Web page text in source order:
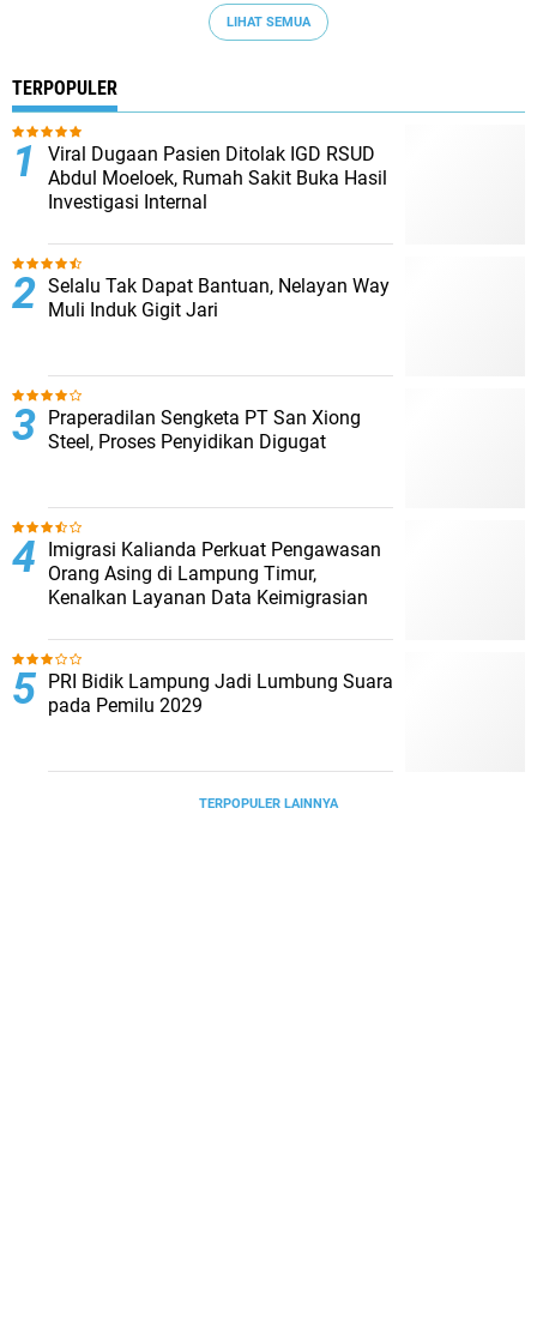
LIHAT SEMUA
TERPOPULER
Viral Dugaan Pasien Ditolak IGD RSUD
Abdul Moeloek, Rumah Sakit Buka Hasil
Investigasi Internal
Selalu Tak Dapat Bantuan, Nelayan Way
Muli Induk Gigit Jari
Praperadilan Sengketa PT San Xiong
Steel, Proses Penyidikan Digugat
Imigrasi Kalianda Perkuat Pengawasan
Orang Asing di Lampung Timur,
Kenalkan Layanan Data Keimigrasian
PRI Bidik Lampung Jadi Lumbung Suara
pada Pemilu 2029
TERPOPULER LAINNYA